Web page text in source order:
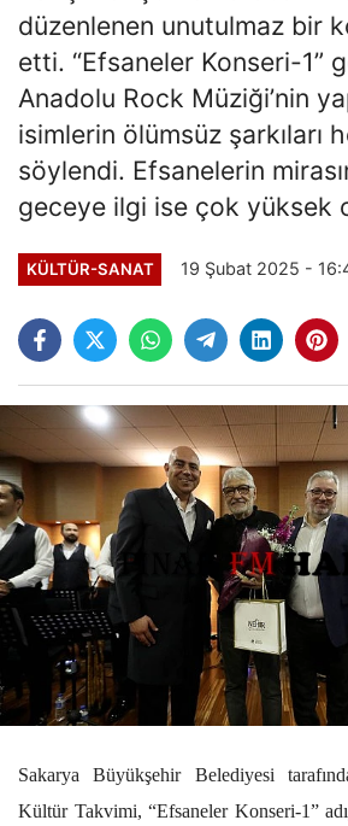
düzenlenen unutulmaz bir
etti. “Efsaneler Konseri-1”
Anadolu Rock Müziği’nin
isimlerin ölümsüz şarkıları
söylendi. Efsanelerin
geceye ilgi ise çok yüksek
KÜLTÜR-SANAT 19 Şubat 2025 -
Sakarya Büyükşehir Belediyesi
Kültür Takvimi, “Efsaneler Konseri-1”